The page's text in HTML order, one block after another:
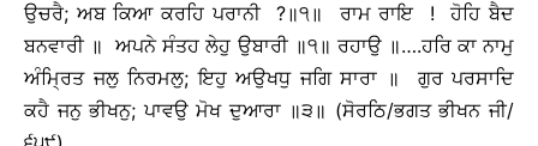
ਉਚਰੈ; ਅਬ ਕਿਆ ਕਰਹਿ ਪਰਾਨੀ ?॥੧॥ ਰਾਮ ਰਾਇ ! ਹੋਹਿ ਬੈਦ
ਬਨਵਾਰੀ ॥ ਅਪਨੇ ਸੰਤਹ ਲੇਹੁ ਉਬਾਰੀ ॥੧॥ ਰਹਾਉ ॥….ਹਰਿ ਕਾ ਨਾਮੁ
ਅੰਮ੍ਰਿਤ ਜਲੁ ਨਿਰਮਲੁ; ਇਹੁ ਅਉਖਧੁ ਜਗਿ ਸਾਰਾ ॥ ਗੁਰ ਪਰਸਾਦਿ
ਕਹੈ ਜਨੁ ਭੀਖਨੁ; ਪਾਵਉ ਮੋਖ ਦੁਆਰਾ ॥੩॥ (ਸੋਰਠਿ/ਭਗਤ ਭੀਖਨ ਜੀ/